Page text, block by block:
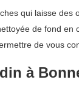
qui laisse
de fond en
de vous
à